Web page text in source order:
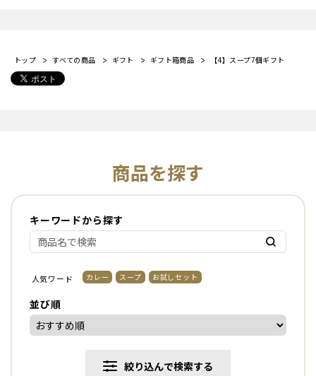
トップ すべての商品 ギフト ギフト箱商品 【4】スープ7個ギフト
商品を探す
キーワードから探す
並び順
人気ワード カレー スープ お試しセット
絞り込んで検索する